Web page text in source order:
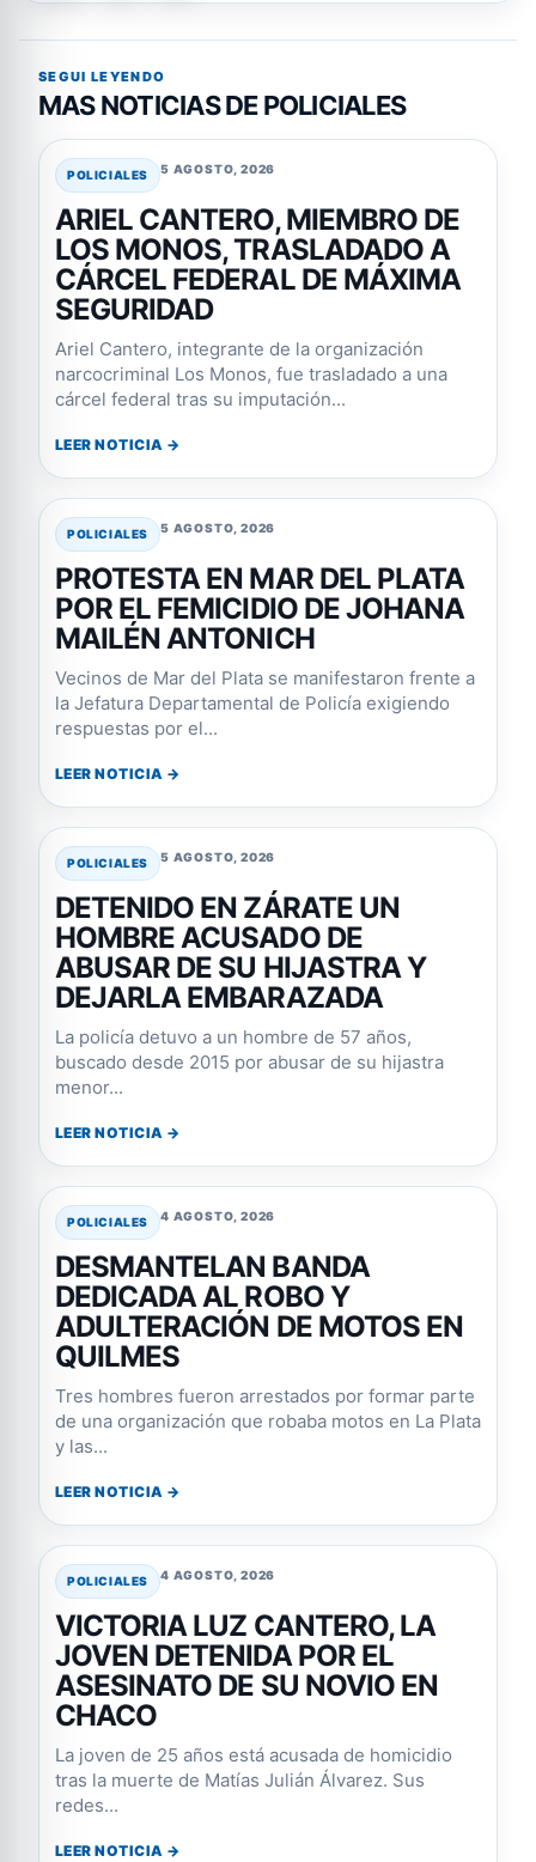
SEGUI LEYENDO
MAS NOTICIAS DE POLICIALES
POLICIALES 5 AGOSTO, 2026
ARIEL CANTERO, MIEMBRO DE
LOS MONOS, TRASLADADO A
CÁRCEL FEDERAL DE MÁXIMA
SEGURIDAD
Ariel Cantero, integrante de la organización
narcocriminal Los Monos, fue trasladado a una
cárcel federal tras su imputación...
LEER NOTICIA →
POLICIALES 5 AGOSTO, 2026
PROTESTA EN MAR DEL PLATA
POR EL FEMICIDIO DE JOHANA
MAILÉN ANTONICH
Vecinos de Mar del Plata se manifestaron frente a
la Jefatura Departamental de Policía exigiendo
respuestas por el...
LEER NOTICIA →
POLICIALES 5 AGOSTO, 2026
DETENIDO EN ZÁRATE UN
HOMBRE ACUSADO DE
ABUSAR DE SU HIJASTRA Y
DEJARLA EMBARAZADA
La policía detuvo a un hombre de 57 años,
buscado desde 2015 por abusar de su hijastra
menor...
LEER NOTICIA →
POLICIALES 4 AGOSTO, 2026
DESMANTELAN BANDA
DEDICADA AL ROBO Y
ADULTERACIÓN DE MOTOS EN
QUILMES
Tres hombres fueron arrestados por formar parte
de una organización que robaba motos en La Plata
y las...
LEER NOTICIA →
POLICIALES 4 AGOSTO, 2026
VICTORIA LUZ CANTERO, LA
JOVEN DETENIDA POR EL
ASESINATO DE SU NOVIO EN
CHACO
La joven de 25 años está acusada de homicidio
tras la muerte de Matías Julián Álvarez. Sus
redes...
LEER NOTICIA →